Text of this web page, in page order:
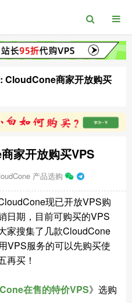
CloudCone商家开放购买
家开放购买VPS
产品选购
现已开放VPS购
日期，目前可购买的VPS
家搜集了几款CloudCone
VPS服务的可以先购买使
再买！
在售的特价VPS》选购